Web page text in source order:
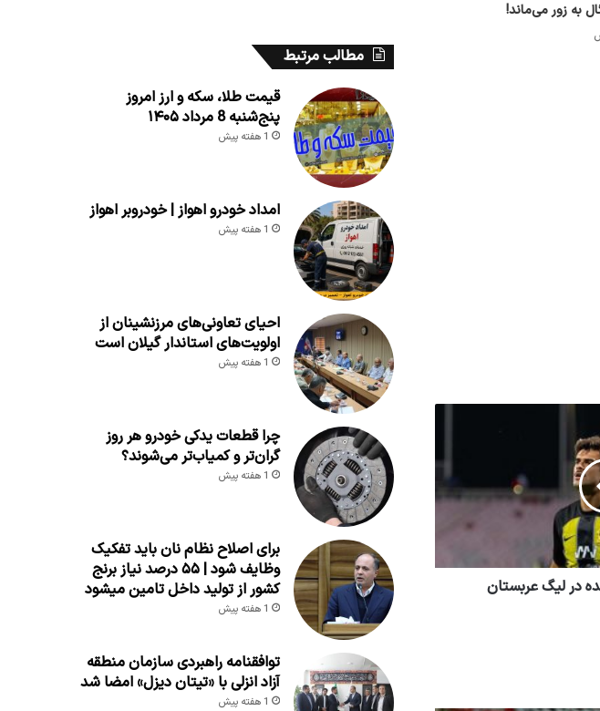
به زور می‌ماند!
در لیگ عربستان
مطالب مرتبط
قیمت طلا، سکه و ارز امروز
پنج‌شنبه 8 مرداد ۱۴۰۵
1 هفته پیش
امداد خودرو اهواز | خودروبر اهواز
1 هفته پیش
احیای تعاونی‌های مرزنشینان از
اولویت‌های استاندار گیلان است
1 هفته پیش
چرا قطعات یدکی خودرو هر روز
گران‌تر و کمیاب‌تر می‌شوند؟
1 هفته پیش
برای اصلاح نظام نان باید تفکیک
وظایف شود | ۵۵ درصد نیاز برنج
کشور از تولید داخل تامین میشود
1 هفته پیش
توافقنامه راهبردی سازمان منطقه
آزاد انزلی با «تیتان دیزل» امضا شد
1 هفته پیش